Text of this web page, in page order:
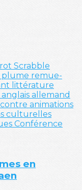
Scrabble
plume remue-
littérature
anglais allemand
animations
culturelles
Conférence
en